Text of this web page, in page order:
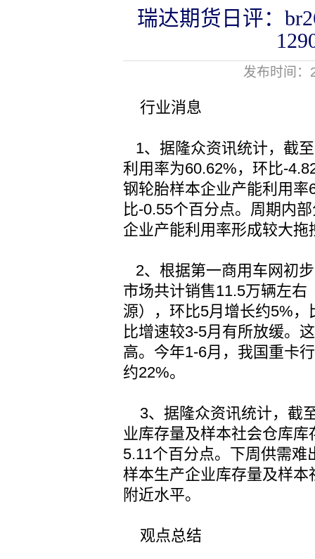
瑞达期货日评：
发布时间
行业消息
1、据隆众资讯统计，截
利用率为60.62%，环比-
钢轮胎样本企业产能利用
比-0.55个百分点。周期内
企业产能利用率形成较大
2、根据第一商用车网初
市场共计销售11.5万辆左
源），环比5月增长约5%
比增速较3-5月有所放缓。
高。今年1-6月，我国重卡
约22%。
3、据隆众资讯统计，截
业库存量及样本社会仓库
5.11个百分点。下周供需
样本生产企业库存量及样
附近水平。
观点总结